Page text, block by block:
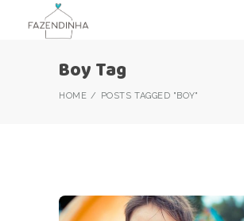
Boy Tag
HOME POSTS TAGGED "BOY"